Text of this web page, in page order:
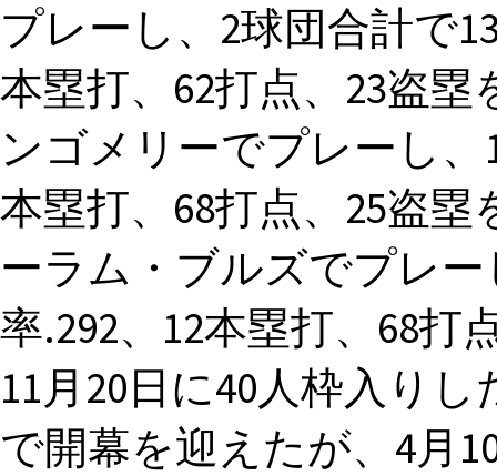
プレーし、2球団合計で
本塁打、62打点、23盗塁
ンゴメリーでプレーし、
本塁打、68打点、25盗塁
ーラム・ブルズでプレ
率.292、12本塁打、68打
11月20日に40人枠入りし
で開幕を迎えたが、4月